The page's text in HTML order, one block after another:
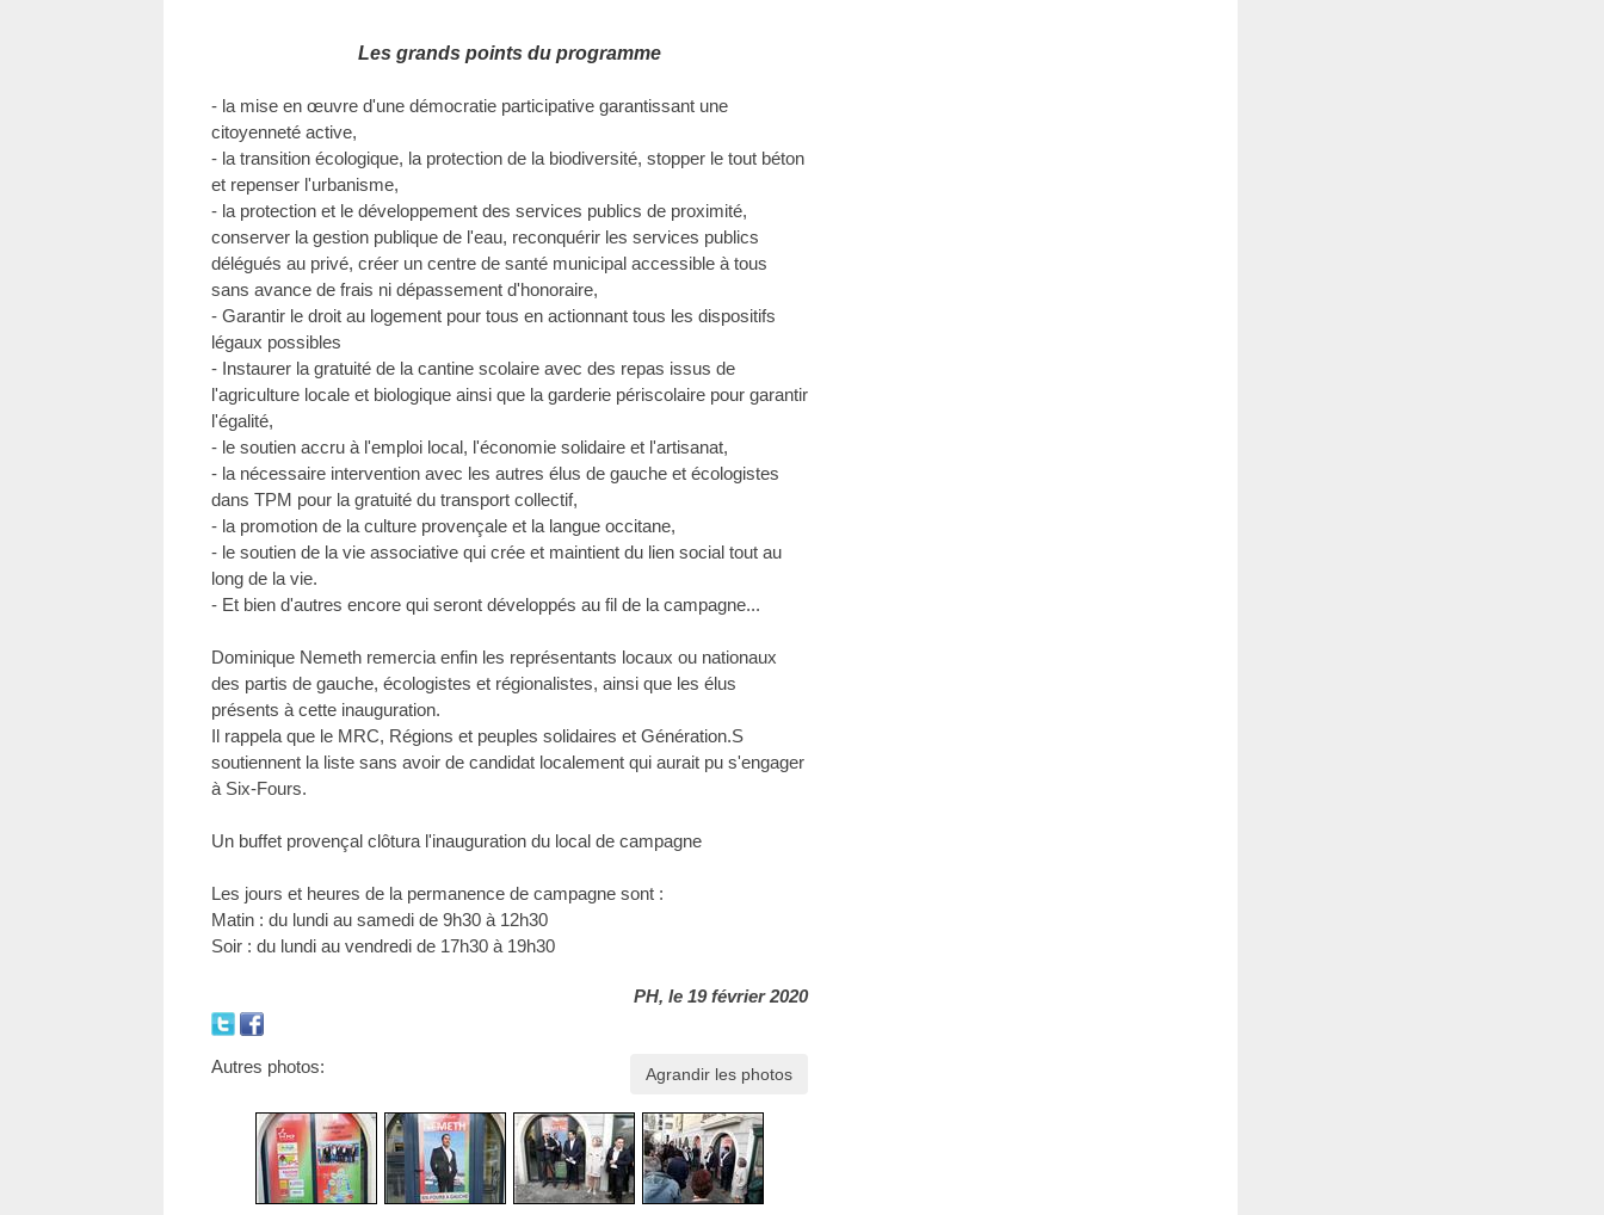
Les grands points du programme
- la mise en œuvre d'une démocratie participative garantissant une
citoyenneté active,
- la transition écologique, la protection de la biodiversité, stopper le tout béton
et repenser l'urbanisme,
- la protection et le développement des services publics de proximité,
conserver la gestion publique de l'eau, reconquérir les services publics
délégués au privé, créer un centre de santé municipal accessible à tous
sans avance de frais ni dépassement d'honoraire,
- Garantir le droit au logement pour tous en actionnant tous les dispositifs
légaux possibles
- Instaurer la gratuité de la cantine scolaire avec des repas issus de
l'agriculture locale et biologique ainsi que la garderie périscolaire pour garantir
l'égalité,
- le soutien accru à l'emploi local, l'économie solidaire et l'artisanat,
- la nécessaire intervention avec les autres élus de gauche et écologistes
dans TPM pour la gratuité du transport collectif,
- la promotion de la culture provençale et la langue occitane,
- le soutien de la vie associative qui crée et maintient du lien social tout au
long de la vie.
- Et bien d'autres encore qui seront développés au fil de la campagne...
Dominique Nemeth remercia enfin les représentants locaux ou nationaux
des partis de gauche, écologistes et régionalistes, ainsi que les élus
présents à cette inauguration.
Il rappela que le MRC, Régions et peuples solidaires et Génération.S
soutiennent la liste sans avoir de candidat localement qui aurait pu s'engager
à Six-Fours.
Un buffet provençal clôtura l'inauguration du local de campagne
Les jours et heures de la permanence de campagne sont :
Matin : du lundi au samedi de 9h30 à 12h30
Soir : du lundi au vendredi de 17h30 à 19h30
PH, le 19 février 2020
Agrandir les photos
Autres photos: